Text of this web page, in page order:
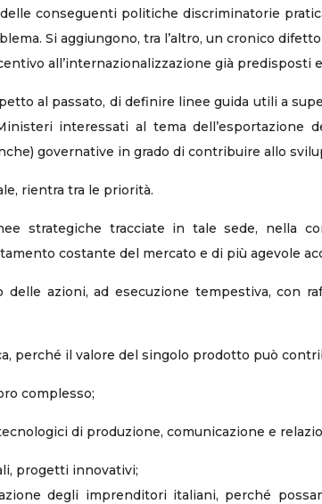
conseguenti politiche discriminatorie
Si aggiungono, tra l’altro, un cronico
all’internazionalizzazione già predisposti
al passato, di definire linee guida utili a
interessati al tema dell’esportazione
governative in grado di contribuire allo
rientra tra le priorità.
strategiche tracciate in tale sede, nella
costante del mercato e di più agevole
delle azioni, ad esecuzione tempestiva, con
perché il valore del singolo prodotto può
complesso;
di produzione, comunicazione e
progetti innovativi;
degli imprenditori italiani, perché